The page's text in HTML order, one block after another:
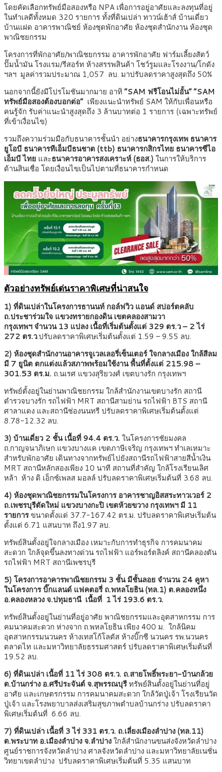
โดยคัดเลือกทรัพย์มือสองหรือ NPA เพื่อการอยู่อาศัยและลงทุนที่อยู่
ในทำเลดีทั้งหมด 320 รายการ ทั้งที่ดินเปล่า ทาวน์เฮ้าส์ บ้านเดี่ยว
บ้านแฝด อาคารพาณิชย์ ห้องชุดพักอาศัย ห้องชุดสำนักงาน ห้องชุด
พาณิชยกรรม
โครงการที่พักอาศัย/พาณิชยกรรม อาคารพักอาศัย ฟาร์มเลี้ยงสัตว์
ปั๊มน้ำมัน โรงแรม/รีสอร์ท ห้างสรรพสินค้า โชว์รูมและโรงงาน/โกดัง
ฯลฯ มูลค่ารวมประมาณ 1,057 ลบ. มาปรับลดราคาสูงสุดถึง 50%
นอกจากนี้ยังมีโปรโมชันมากมาย อาทิ “SAM ฟรีโอนไม่อั้น”“SAM
ทรัพย์มือสองต้องบอกต่อ” เพียงแนะนำทรัพย์ SAM ให้กับเพื่อนหรือ
คนรู้จัก รับค่าแนะนำสูงสุดถึง 3 ล้านบาทต่อ 1 รายการ (เฉพาะทรัพย์
ที่เข้าเงื่อนไข)
รวมถึงความร่วมมือกับธนาคารชั้นนำ อย่างธนาคารกรุงเทพ ธนาคาร
ยูโอบี ธนาคารทีเอ็มบีธนชาต (ttb) ธนาคารกสิกรไทย ธนาคารซีไอ
เอ็มบี ไทย และธนาคารอาคารสงเคราะห์ (ธอส.) ในการให้บริการ
ด้านสินเชื่อ โดยเงื่อนไขเป็นไปตามที่ธนาคารกำหนด
ตัวอย่างทรัพย์เด่นราคาพิเศษที่น่าสนใจ
1) ที่ดินเปล่าในโครงการธานนท์ กอล์ฟวิว แอนด์ สปอร์ตคลับ
ถ.ประชาร่วมใจ แขวงทรายกองดิน เขตคลองสามวา
กรุงเทพฯ จำนวน 13 แปลง เนื้อที่เริ่มต้นตั้งแต่ 329 ตร.ว – 2 ไร่
272 ตร.ว.ปรับลดราคาพิเศษเริ่มต้นตั้งแต่ 1.59 – 9.55 ลบ.
2) ห้องชุดสำนักงานอาคารจูเวลเลอรี่เซ็นเตอร์ ใจกลางเมือง ใกล้สีลม
มี 7 ยูนิต ตกแต่งแล้วสภาพพร้อมใช้งาน พื้นที่ตั้งแต่ 215.98 –
301.53 ตร.ม. ถ.นเรศ แขวงสุริยวงศ์ เขตบางรัก กรุงเทพฯ
ทรัพย์ตั้งอยู่ในย่านพาณิชยกรรม ใกล้สำนักงานเขตบางรัก สถานี
ตำรวจบางรัก รถไฟฟ้า MRT สถานีสามย่าน รถไฟฟ้า BTS สถานี
ศาลาแดง และสถานีช่องนนทรี ปรับลดราคาพิเศษเริ่มต้นตั้งแต่
8.78-12.32 ลบ.
3) บ้านเดี่ยว 2 ชั้น เนื้อที่ 94.4 ตร.ว. ในโครงการชัยมงคล
ถ.กาญจนาภิเษก แขวงบางแค เขตภาษีเจริญ กรุงเทพฯ ทำเลเหมาะ
สำหรับพักอาศัย เดินทางจากทรัพย์ไปยังสถานีรถไฟฟ้าสายสีน้ำเงิน
MRT สถานีหลักสองเพียง 10 นาที สถานที่สำคัญ ใกล้โรงเรียนเลิศ
หล้า ห้าง ดิ เอ็กซ์เพลส มอลล์ ปรับลดราคาพิเศษเริ่มต้นที่ 3.68 ลบ.
4) ห้องชุดพาณิชยกรรมในโครงการ อาคารชาญอิสสระทาวเวอร์ 2
ถ.เพชรบุรีตัดใหม่ แขวงบางกะปิ เขตห้วยขวาง กรุงเทพฯ มี 11
รายการขนาดตั้งแต่ 37.7-167.42 ตร.ม. ปรับลดราคาพิเศษเริ่มต้น
ตั้งแต่ 6.71 แสนบาท ถึง1.97 ลบ.
ทรัพย์สินตั้งอยู่ใจกลางเมือง เหมาะกับการทำธุรกิจ การคมนาคม
สะดวก ใกล้จุดขึ้นลงทางด่วน รถไฟฟ้า แอร์พอร์ตลิงค์ สถานีคลองตัน
รถไฟฟ้า MRT สถานีเพชรบุรี
5) โครงการอาคารพาณิชยกรรม 3 ชั้น มีชั้นลอย จำนวน 24 คูหา
ในโครงการ บิ๊กแลนด์ แฟคตอรี่ ถ.พหลโยธิน (ทล.1) ต.คลองหนึ่ง
อ.คลองหลวง จ.ปทุมธานี เนื้อที่ 1 ไร่ 193.6 ตร.ว.
ทรัพย์สินตั้งอยู่ในย่านที่อยู่อาศัย พาณิชยกรรมและอุตสาหกรรม การ
คมนาคมสะดวก ห่างจาก ถ.พหลโยธิน เพียง 400 ม. ใกล้นิคม
อุตสาหกรรมนวนคร ห้างเทสโก้โลตัส ห้างบิ๊กซี นวนคร รพ.นวนคร
ตลาดไท และมหาวิทยาลัยธรรมศาสตร์ ปรับลดราคาพิเศษเริ่มต้นที่
19.52 ลบ.
6) ที่ดินเปล่า เนื้อที่ 11 ไร่ 308 ตร.ว. ถ.สายโพธิ์พระยา-บ้านกล้วย
ต.บ้านกร่าง อ.ศรีประจันต์ จ.สุพรรณบุรีทรัพย์สินตั้งอยู่ในย่านที่อยู่
อาศัย และเกษตรกรรม การคมนาคมสะดวก ใกล้วัดปู่เจ้า โรงเรียนวัด
ปู่เจ้า และโรงพยาบาลส่งเสริมสุขภาพตำบลบ้านกร่าง ปรับลดราคา
พิเศษเริ่มต้นที่ 6.66 ลบ.
7) ที่ดินเปล่า เนื้อที่ 3 ไร่ 331 ตร.ว. ถ.เลี่ยงเมืองลำปาง (ทล.11)
ต.พระบาท อ.เมืองลำปาง จ.ลำปางใกล้สำนักงานขนส่งจังหวัดลำปาง
ศูนย์ราชการจังหวัดลำปาง ศาลจังหวัดลำปาง และมหาวิทยาลัยเนชั่น
วิทยาเขตลำปาง ปรับลดราคาพิเศษเริ่มต้นที่ 5.35 แสนบาท